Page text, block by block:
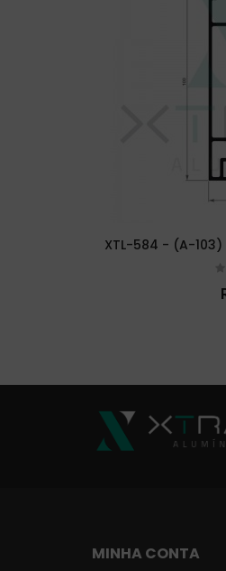
XTL-584 - (A-103)
MINHA CONTA